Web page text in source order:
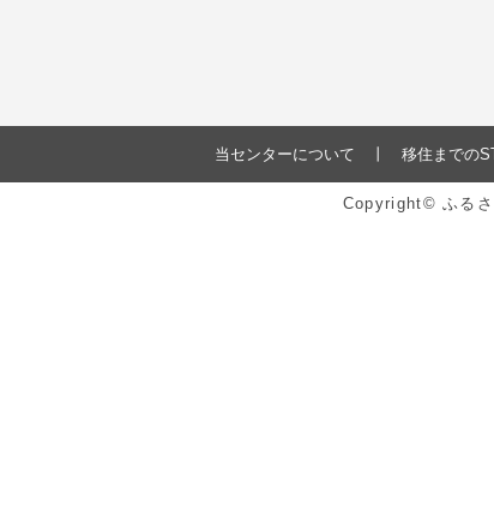
当センターについて 移住までの
Copyright© ふるさ